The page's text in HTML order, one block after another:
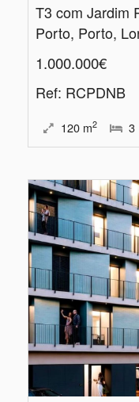
T3 com Jardim
Porto, Porto,
1.000.000€
Ref: RCPDNB
120 m2 3